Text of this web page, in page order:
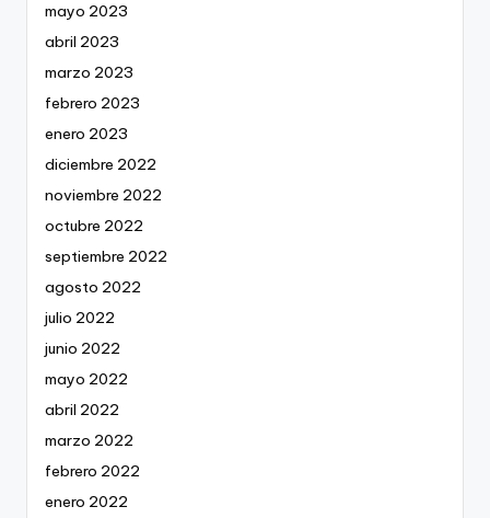
mayo 2023
abril 2023
marzo 2023
febrero 2023
enero 2023
diciembre 2022
noviembre 2022
octubre 2022
septiembre 2022
agosto 2022
julio 2022
junio 2022
mayo 2022
abril 2022
marzo 2022
febrero 2022
enero 2022